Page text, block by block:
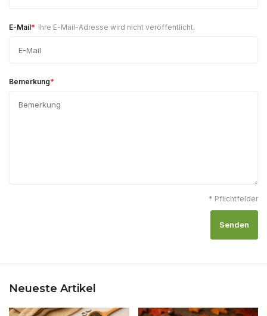
E-Mail* Ihre E-Mail-Adresse wird nicht veröffentlicht.
Bemerkung*
* Pflichtfelder
Senden
Neueste Artikel